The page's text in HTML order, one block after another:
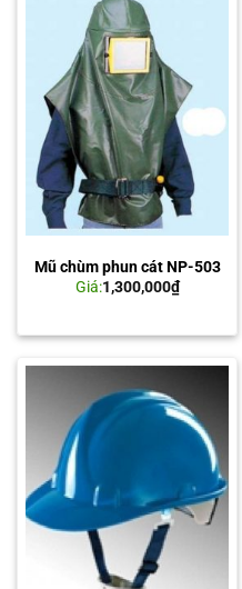
Mũ chùm phun cát NP-503
Giá:1,300,000₫